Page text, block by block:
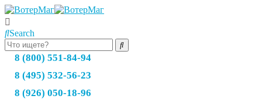
Search
8 (800) 551-84-94
8 (495) 532-56-23
8 (926) 050-18-96